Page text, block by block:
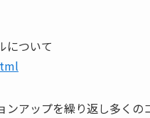
について
アップを繰り返し多く